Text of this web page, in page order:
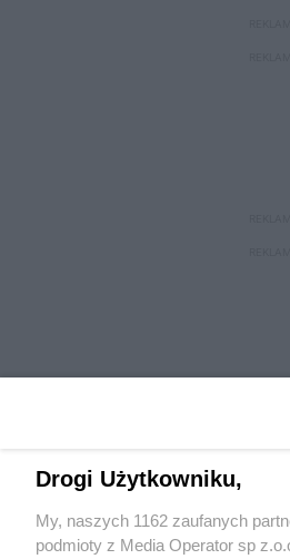
Wydawca mediówlokalnych
Drogi Użytkowniku,
My, naszych 1162 zaufanych
podmioty z Media Operator sp